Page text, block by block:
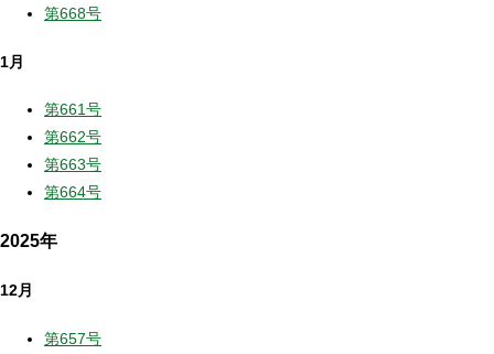
第668号
1月
第661号
第662号
第663号
第664号
2025年
12月
第657号